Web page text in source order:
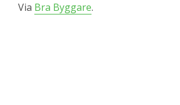
Via Bra Byggare.